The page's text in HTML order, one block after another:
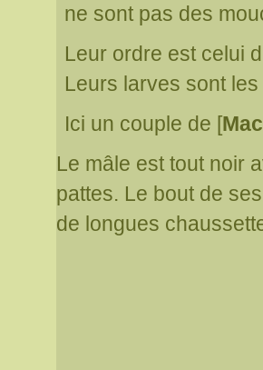
ne sont pas des
Leur ordre est celui
Leurs larves sont
Ici un couple de [
Le mâle est tout noir
pattes. Le bout de
de longues